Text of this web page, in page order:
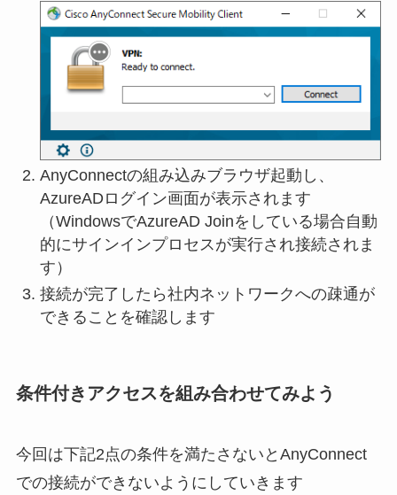
AnyConnectの組み込みブラウザ起動し、
AzureADログイン画面が表示されます
（WindowsでAzureAD Joinをしている場合自動
的にサインインプロセスが実行され接続されま
す）
接続が完了したら社内ネットワークへの疎通が
できることを確認します
条件付きアクセスを組み合わせてみよう
今回は下記2点の条件を満たさないとAnyConnect
での接続ができないようにしていきます